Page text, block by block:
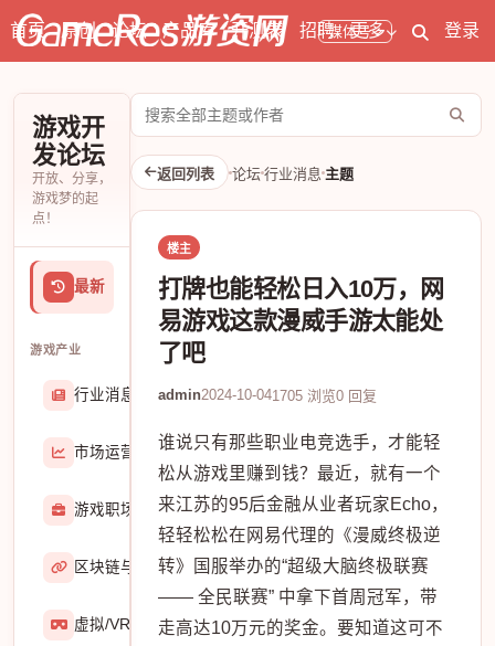
媒体号
首页 原创 论坛 产品库 开测表 招聘 更多 登录
游戏开
发论坛
开放、分享，
游戏梦的起
点！
最新
游戏产业
行业消息 174906
市场运营 8407
游戏职场 2929
区块链与游戏467
虚拟/VR/AR 933
搜
索
论
坛
返回列表 论坛 行业消息 主题
楼主
打牌也能轻松日入10万，网
易游戏这款漫威手游太能处
了吧
admin2024-10-041705 浏览0 回复
谁说只有那些职业电竞选手，才能轻
松从游戏里赚到钱？最近，就有一个
来江苏的95后金融从业者玩家Echo，
轻轻松松在网易代理的《漫威终极逆
转》国服举办的“超级大脑终极联赛
—— 全民联赛” 中拿下首周冠军，带
走高达10万元的奖金。要知道这可不